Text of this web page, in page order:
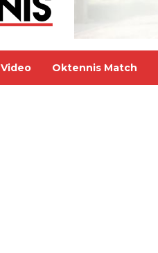
Video Oktennis Match